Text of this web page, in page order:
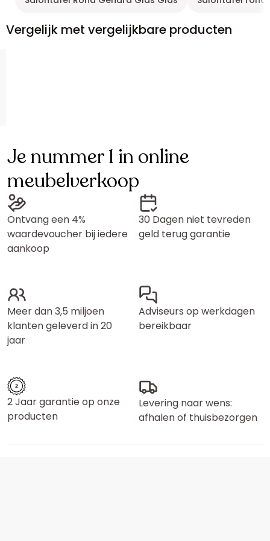
Vergelijk met vergelijkbare producten
Je nummer 1 in online
meubelverkoop
Ontvang een 4%
waardevoucher bij iedere
aankoop
30 Dagen niet tevreden
geld terug garantie
Meer dan 3,5 miljoen
klanten geleverd in 20
jaar
Adviseurs op werkdagen
bereikbaar
2 Jaar garantie op onze
producten
Levering naar wens:
afhalen of thuisbezorgen